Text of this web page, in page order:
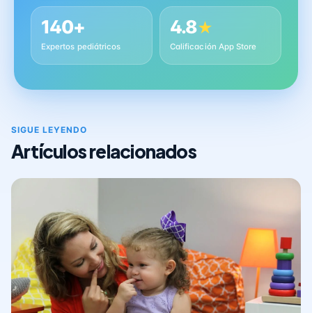
140+
Expertos pediátricos
4.8★
Calificación App Store
SIGUE LEYENDO
Artículos relacionados